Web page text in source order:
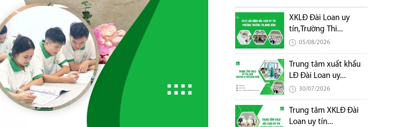
XKLĐ Đài Loan uy
tín,Trường Thi...
05/08/2026
Trung tâm xuất khẩu
LĐ Đài Loan uy...
30/07/2026
Trung tâm XKLĐ Đài
Loan uy tín...